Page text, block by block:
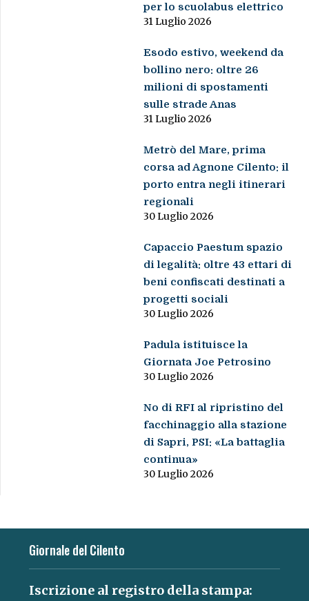
per lo scuolabus elettrico
31 Luglio 2026
Esodo estivo, weekend da
bollino nero: oltre 26
milioni di spostamenti
sulle strade Anas
31 Luglio 2026
Metrò del Mare, prima
corsa ad Agnone Cilento: il
porto entra negli itinerari
regionali
30 Luglio 2026
Capaccio Paestum spazio
di legalità: oltre 43 ettari di
beni confiscati destinati a
progetti sociali
30 Luglio 2026
Padula istituisce la
Giornata Joe Petrosino
30 Luglio 2026
No di RFI al ripristino del
facchinaggio alla stazione
di Sapri, PSI: «La battaglia
continua»
30 Luglio 2026
Giornale del Cilento
Iscrizione al registro della stampa: